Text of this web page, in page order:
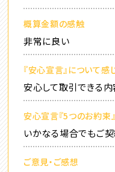
概算金額の感触
非常に良い
『安心宣言』について感
安心して取引できる
安心宣言『5つのお約束
いかなる場合でもご
ご意見・ご感想